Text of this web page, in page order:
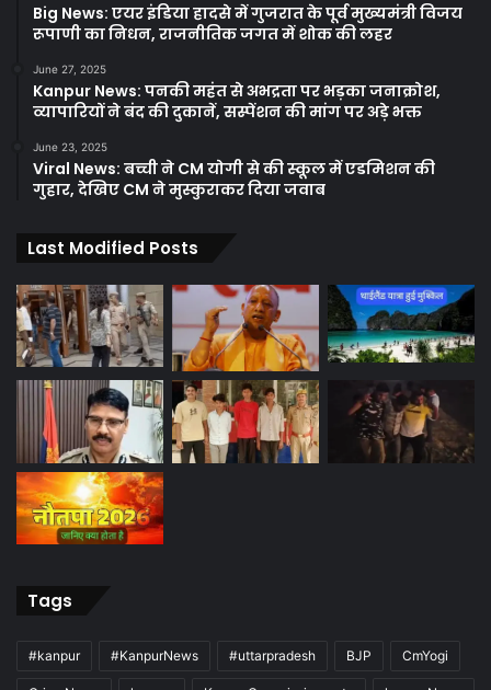
Big News: एयर इंडिया हादसे में गुजरात के पूर्व मुख्यमंत्री विजय
रूपाणी का निधन, राजनीतिक जगत में शोक की लहर
June 27, 2025
Kanpur News: पनकी महंत से अभद्रता पर भड़का जनाक्रोश,
व्यापारियों ने बंद की दुकानें, सस्पेंशन की मांग पर अड़े भक्त
June 23, 2025
Viral News: बच्ची ने CM योगी से की स्कूल में एडमिशन की
गुहार, देखिए CM ने मुस्कुराकर दिया जवाब
Last Modified Posts
Tags
#kanpur #KanpurNews #uttarpradesh BJP CmYogi